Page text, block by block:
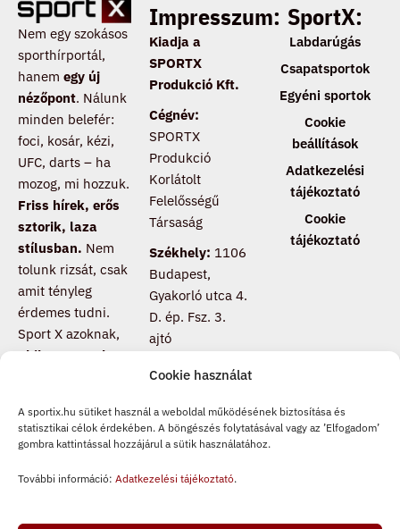
Cookie használat
A sportix.hu sütiket használ a weboldal működésének biztosítása és
statisztikai célok érdekében. A böngészés folytatásával vagy az ’Elfogadom’
gombra kattintással hozzájárul a sütik használatához.
További információ: Adatkezelési tájékoztató.
Nem egy szokásos
sporthírportál,
hanem egy új
nézőpont. Nálunk
minden belefér:
foci, kosár, kézi,
UFC, darts – ha
mozog, mi hozzuk.
Friss hírek, erős
sztorik, laza
stílusban. Nem
tolunk rizsát, csak
amit tényleg
érdemes tudni.
Sport X azoknak,
akik nem csak
Csatlakozz, ha te
is másképp
sportot.
Impresszum:
Kiadja a
SPORTX
Produkció Kft.
Cégnév:
SPORTX
Produkció
Korlátolt
Felelősségű
Társaság
Székhely: 1106
Budapest,
Gyakorló utca 4.
D. ép. Fsz. 3.
ajtó
SportX:
Labdarúgás
Csapatsportok
Egyéni sportok
Cookie
beállítások
Adatkezelési
tájékoztató
Cookie
tájékoztató